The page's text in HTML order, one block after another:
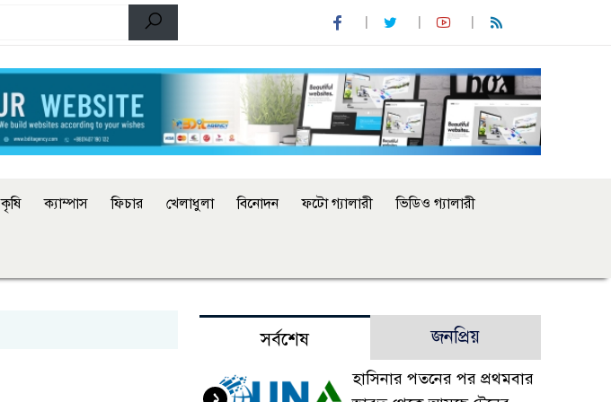
কৃষি ক্যাম্পাস ফিচার খেলাধুলা বিনোদন ফটো গ্যালারী ভিডিও গ্যালারী
সর্বশেষ জনপ্রিয়
হাসিনার পতনের পর প্রথমবার
১